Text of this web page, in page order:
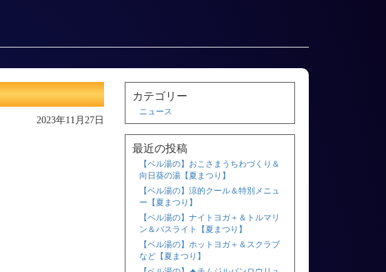
2023年11月27日
カテゴリー
ニュース
最近の投稿
【ベル湯の】おこさまうちわづくり＆
向日葵の湯【夏まつり】
【ベル湯の】涼的クール＆特別メニュ
ー【夏まつり】
【ベル湯の】ナイトヨガ＋＆トルマリ
ン＆バスライト【夏まつり】
【ベル湯の】ホットヨガ＋＆スクラブ
など【夏まつり】